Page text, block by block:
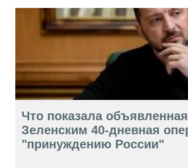
Что показала объявленная
Зеленским 40-дневная
"принуждению России"